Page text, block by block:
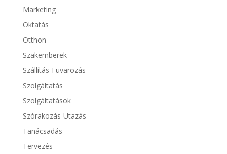
Marketing
Oktatás
Otthon
Szakemberek
Szállítás-Fuvarozás
Szolgáltatás
Szolgáltatások
Szórakozás-Utazás
Tanácsadás
Tervezés